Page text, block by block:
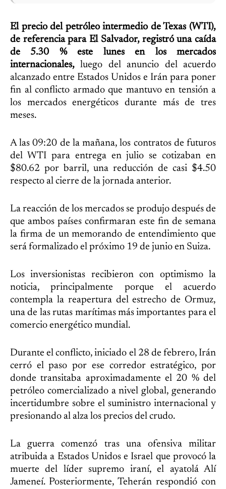
El precio del petróleo intermedio de Texas (WTI),
de referencia para El Salvador, registró una caída
de 5.30 % este lunes en los mercados
internacionales, luego del anuncio del acuerdo
alcanzado entre Estados Unidos e Irán para poner
fin al conflicto armado que mantuvo en tensión a
los mercados energéticos durante más de tres
meses.
A las 09:20 de la mañana, los contratos de futuros
del WTI para entrega en julio se cotizaban en
$80.62 por barril, una reducción de casi $4.50
respecto al cierre de la jornada anterior.
La reacción de los mercados se produjo después de
que ambos países confirmaran este fin de semana
la firma de un memorando de entendimiento que
será formalizado el próximo 19 de junio en Suiza.
Los inversionistas recibieron con optimismo la
noticia, principalmente porque el acuerdo
contempla la reapertura del estrecho de Ormuz,
una de las rutas marítimas más importantes para el
comercio energético mundial.
Durante el conflicto, iniciado el 28 de febrero, Irán
cerró el paso por ese corredor estratégico, por
donde transitaba aproximadamente el 20 % del
petróleo comercializado a nivel global, generando
incertidumbre sobre el suministro internacional y
presionando al alza los precios del crudo.
La guerra comenzó tras una ofensiva militar
atribuida a Estados Unidos e Israel que provocó la
muerte del líder supremo iraní, el ayatolá Alí
Jameneí. Posteriormente, Teherán respondió con